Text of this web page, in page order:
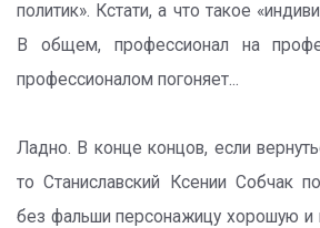
политик». Кстати, а что такое
В общем, профессионал на
профессионалом погоняет...
Ладно. В конце концов, если
то Станиславский Ксении Собчак
без фальши персонажицу хорошую и